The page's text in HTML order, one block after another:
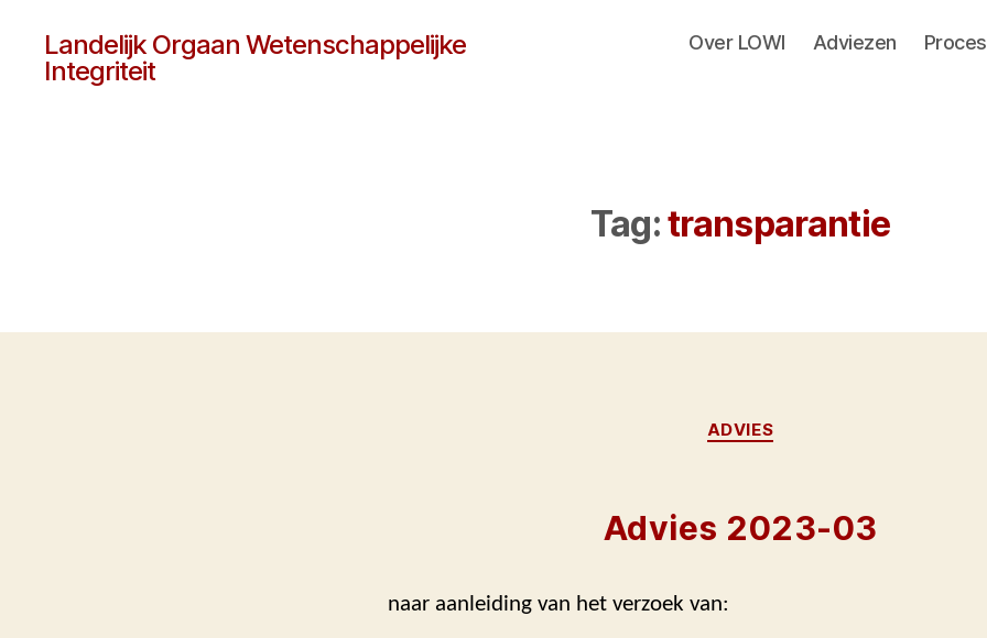
Landelijk Orgaan Wetenschappelijke
Integriteit
Over LOWI Adviezen
Tag:transparantie
Categorieën
ADVIES
Advies 2023-03
naar aanleiding van het verzoek van: